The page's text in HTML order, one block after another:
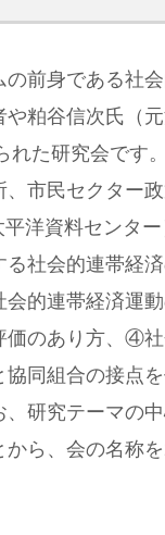
前身である社
粕谷信次氏（
れた研究会です
市民セクター
洋資料センタ
社会的連帯経
的連帯経済運
価のあり方、④
同組合の接点
研究テーマの
ら、会の名称